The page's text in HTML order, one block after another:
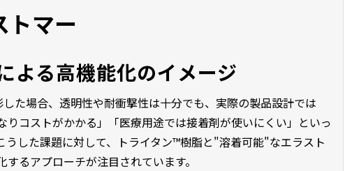
マー
よる高機能化のイメージ
た場合、透明性や耐衝撃性は十分でも、実際の製品設計では
りコストがかかる」「医療用途では接着剤が使いにくい」といっ
うした課題に対して、トライタン™樹脂と"溶着可能"なエラスト
るアプローチが注目されています。